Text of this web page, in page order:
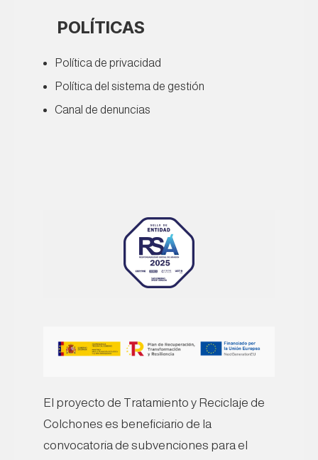
POLÍTICAS
Política de privacidad
Política del sistema de gestión
Canal de denuncias
El proyecto de Tratamiento y Reciclaje de
Colchones es beneficiario de la
convocatoria de subvenciones para el